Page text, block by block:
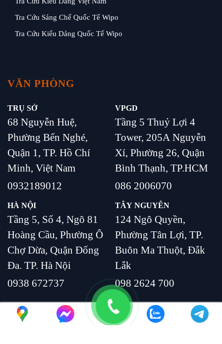
Tra Cứu Sáng Chế Quốc Tế Wipo
Tra Cứu Kiểu Dáng Quốc Tế Wipo
VĂN PHÒNG
TRỤ SỞ
68 Nguyễn Huệ,
Phường Bến Nghé,
Quận 1, TP. Hồ Chí
Minh, Việt Nam
0932189012
HÀ NỘI
Tầng 5, Số 4, Ngõ 81
Hoàng Cầu, Phường Ô
Chợ Dừa, Quận Đống
Đa. TP. Hà Nội
0938 672737
VPGD
Tầng 5 Thuỷ Lợi 4
Tower, 205A Nguyễn
Xí, Phường 26, Quận
Bình Thạnh, TP.HCM
086 2006070
TÂY NGUYÊN
124 Ngô Quyền,
Phường Tân Lợi, TP.
Buôn Ma Thuột, Đắk
Lắk
098 2624 700